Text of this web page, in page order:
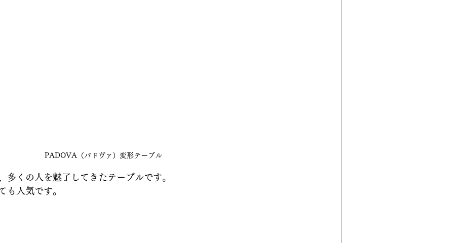
PADOVA（パドヴァ）変形テーブル
多くの人を魅了してきたテーブルです。
も人気です。